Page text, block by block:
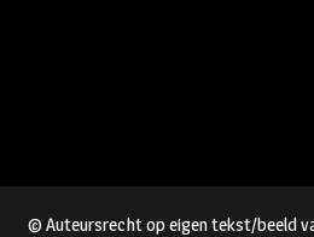
© Auteursrecht op eigen tekst/beeld